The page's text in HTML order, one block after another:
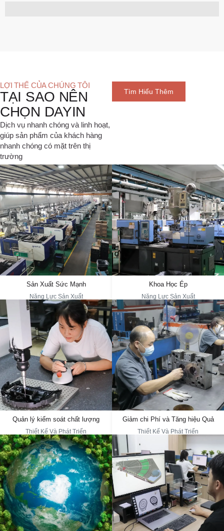
LỢI THẾ CỦA CHÚNG TÔI
TẠI SAO NÊN
CHỌN DAYIN
Dịch vụ nhanh chóng và linh hoạt,
giúp sản phẩm của khách hàng
nhanh chóng có mặt trên thị
trường
Tìm Hiểu Thêm
Sản Xuất Sức Mạnh
Năng Lực Sản Xuất
Năng Lực Sản Xuất
DAYIN Có Hơn 30 Năm Kinh Nghiệm, Sở
Hữu Khu Sản Xuất Rộng 50.000 Mét
Vuông, Hơn 100 Máy Ép Nhựa Và Hơn
600 Nhân Viên. Các Cơ Sở Tự Động Hóa
Của Chúng Tôi, Thông Qua Thiết Bị Tiên
Tiến Và Chuỗi Cung Ứng Mạnh Mẽ, Đảm
Bảo Việc Giao Hàng Đúng Hạn.
Khoa Học Ép
Năng Lực Sản Xuất
Kỹ thuật ép nhựa khoa học
Quản Lý Khuôn Mẫu Số Sử Dụng Phân
Tích Quy Trình Để Tối Ưu Hóa Các Tham
Số, Giảm Thiểu Khuyết Tật Và Biến Dạng.
Giám Sát Thời Gian Thực Đảm Bảo Hiệu
Quả Ép Nhựa Cao. Phân Tích Hệ Thống
Giảm Sự Phụ Thuộc Vào Con Người, Mang
Lại Sản Xuất Hiệu Quả. Kiểm Tra Vật Liệu
Nâng Cao Chất Lượng. Hệ Thống Hoàn
Chỉnh Nâng Cao Kỹ Năng Cho Nhân Viên
Quản lý kiểm soát chất lượng
Thiết Kế Và Phát Triển
Quản lý kiểm soát chất lượng
Sản Phẩm Trải Qua Các Bài Kiểm Tra
Nghiêm Ngặt Và Đáp Ứng Tiêu Chuẩn
ISO9001. Phòng Thí Nghiệm Của Chúng
Tôi Mô Phỏng Môi Trường Thảm, Sàn Gỗ
Và Gạch, Phục Vụ Cho Việc Thu Thập Dữ
Liệu, Phân Tích Và Xác Minh Thuật Toán
Giảm chi Phí và Tăng hiệu Quả
Thiết Kế Và Phát Triển
Giảm chi phí, nâng cao hiệu
quả
DAYIN Thúc Đẩy Đổi Mới Bằng Vật Liệu
Mới, Quy Trình Sản Xuất Mới Và Sản Phẩm
Mới. Kiểm Soát Chi Phí Từ Thiết Kế Đến
Sản Xuất, Cung Cấp Báo Giá Nhanh Và
Giải Pháp, Cùng Với Phản Hồi Về Giá Trị.
Ép Nhựa Được Điều Khiển Bởi Dữ Liệu
Giúp Nâng Cao Hiệu Quả Và Chất Lượng,
Từ Đó Giảm Chi Phí
Kế Hoạch Xanh
DAYIN Đạt Chứng Nhận GRS (Chứng Nhận
Tái Chế Toàn Cầu), Tiết Kiệm Năng Lượng,
Giảm Chi Phí Và Sử Dụng Vật Liệu Tái Chế
Để Hỗ Trợ Phát Triển Bền Vững."
Thiết kế và phát triển
Đội Ngũ Của Chúng Tôi Cung Cấp Dịch Vụ
Thiết Kế, Nghiên Cứu Và Phát Triển, Cùng
Với 65 Bằng Sáng Chế, Giải Quyết Các
Vấn Đề Phức Tạp Bằng Những Ý Tưởng
Độc Đáo. Chúng Tôi Cung Cấp Giải Pháp